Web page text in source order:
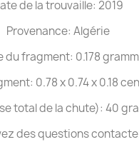
de la trouvaille: 2019
Provenance: Algérie
du fragment: 0.178
0.78 x 0.74 x 0.18
total de la chute): 40
des questions